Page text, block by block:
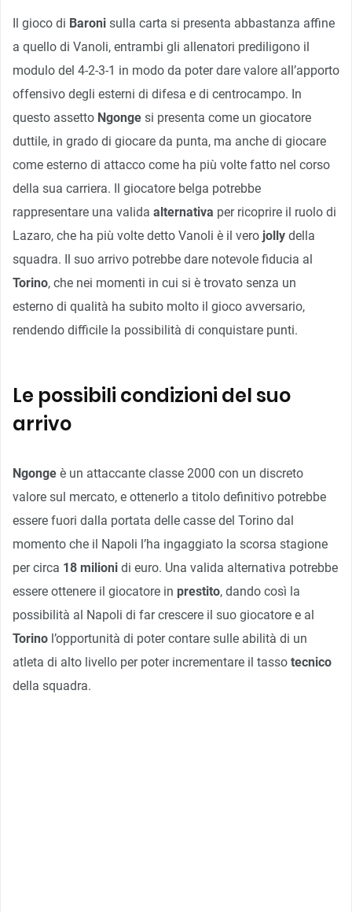
Il gioco di Baroni sulla carta si presenta abbastanza affine
a quello di Vanoli, entrambi gli allenatori prediligono il
modulo del 4-2-3-1 in modo da poter dare valore all’apporto
offensivo degli esterni di difesa e di centrocampo. In
questo assetto Ngonge si presenta come un giocatore
duttile, in grado di giocare da punta, ma anche di giocare
come esterno di attacco come ha più volte fatto nel corso
della sua carriera. Il giocatore belga potrebbe
rappresentare una valida alternativa per ricoprire il ruolo di
Lazaro, che ha più volte detto Vanoli è il vero jolly della
squadra. Il suo arrivo potrebbe dare notevole fiducia al
Torino, che nei momenti in cui si è trovato senza un
esterno di qualità ha subito molto il gioco avversario,
rendendo difficile la possibilità di conquistare punti.
Le possibili condizioni del suo
arrivo
Ngonge è un attaccante classe 2000 con un discreto
valore sul mercato, e ottenerlo a titolo definitivo potrebbe
essere fuori dalla portata delle casse del Torino dal
momento che il Napoli l’ha ingaggiato la scorsa stagione
per circa 18 milioni di euro. Una valida alternativa potrebbe
essere ottenere il giocatore in prestito, dando così la
possibilità al Napoli di far crescere il suo giocatore e al
Torino l’opportunità di poter contare sulle abilità di un
atleta di alto livello per poter incrementare il tasso tecnico
della squadra.